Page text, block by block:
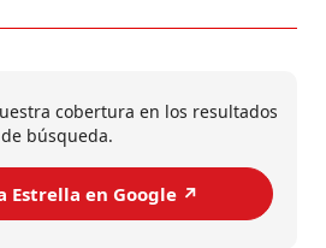
cobertura en los resultados
de búsqueda.
Estrella en Google ↗️